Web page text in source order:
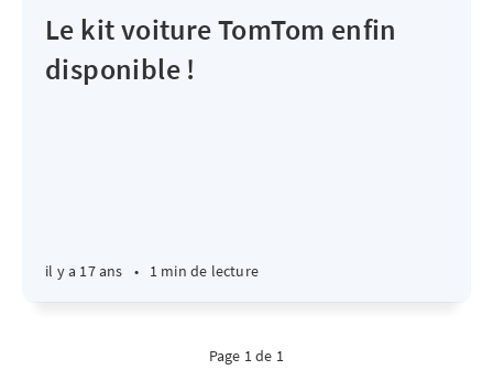
Le kit voiture TomTom enfin
disponible !
il y a 17 ans • 1 min de lecture
Page 1 de 1